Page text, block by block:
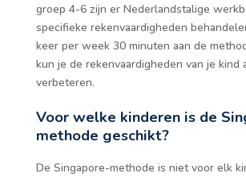
groep 4-6 zijn er Nederlandstalige
specifieke rekenvaardigheden
keer per week 30 minuten aan de
kun je de rekenvaardigheden van je kind
verbeteren.
Voor welke kinderen is de
methode geschikt?
De Singapore-methode is niet voor elk